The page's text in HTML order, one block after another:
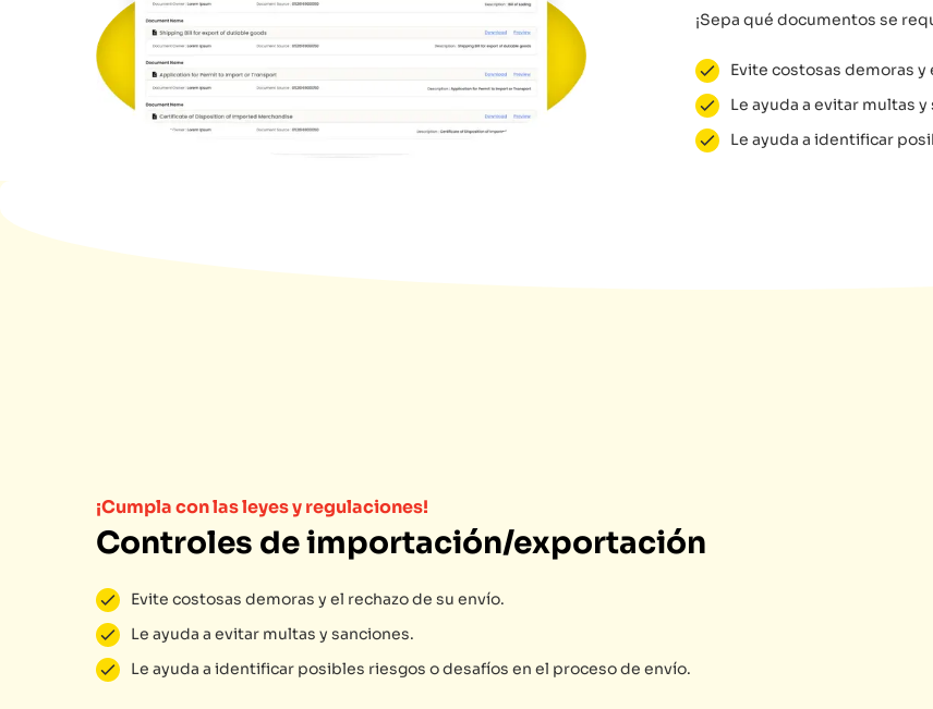
¡Sepa qué documentos se
Evite costosas demoras y
Le ayuda a evitar multas y
Le ayuda a identificar
¡Cumpla con las leyes y regulaciones!
Controles de importación/exportación
Evite costosas demoras y el rechazo de su envío.
Le ayuda a evitar multas y sanciones.
Le ayuda a identificar posibles riesgos o desafíos en el proceso de envío.